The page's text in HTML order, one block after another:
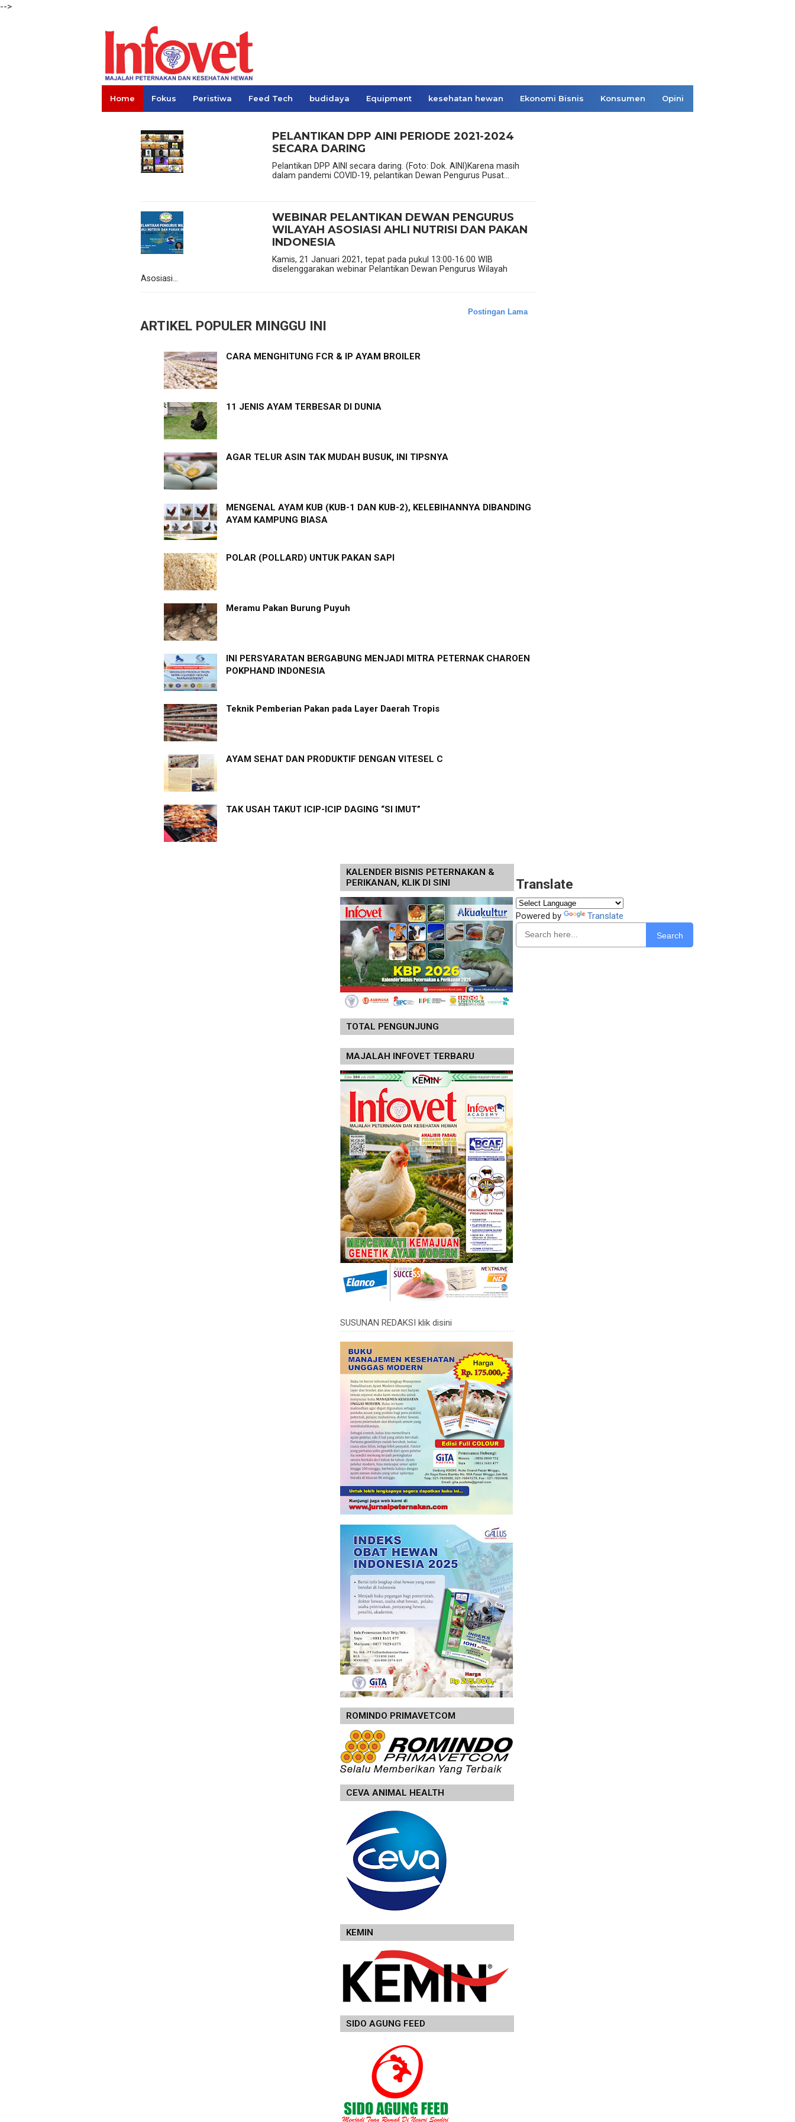
-->
Home Fokus Peristiwa Feed Tech budidaya Equipment kesehatan hewan Ekonomi Bisnis Konsumen Opini
PELANTIKAN DPP AINI PERIODE 2021-2024
SECARA DARING
Pelantikan DPP AINI secara daring. (Foto: Dok. AINI)Karena masih
dalam pandemi COVID-19, pelantikan Dewan Pengurus Pusat...
WEBINAR PELANTIKAN DEWAN PENGURUS
WILAYAH ASOSIASI AHLI NUTRISI DAN PAKAN
INDONESIA
Kamis, 21 Januari 2021, tepat pada pukul 13:00-16:00 WIB
diselenggarakan webinar Pelantikan Dewan Pengurus Wilayah
Asosiasi...
Postingan Lama
ARTIKEL POPULER MINGGU INI
CARA MENGHITUNG FCR & IP AYAM BROILER
11 JENIS AYAM TERBESAR DI DUNIA
AGAR TELUR ASIN TAK MUDAH BUSUK, INI TIPSNYA
MENGENAL AYAM KUB (KUB-1 DAN KUB-2), KELEBIHANNYA DIBANDING
AYAM KAMPUNG BIASA
POLAR (POLLARD) UNTUK PAKAN SAPI
Meramu Pakan Burung Puyuh
INI PERSYARATAN BERGABUNG MENJADI MITRA PETERNAK CHAROEN
POKPHAND INDONESIA
Teknik Pemberian Pakan pada Layer Daerah Tropis
AYAM SEHAT DAN PRODUKTIF DENGAN VITESEL C
TAK USAH TAKUT ICIP-ICIP DAGING “SI IMUT”
Translate
Powered by Translate
Search
KALENDER BISNIS PETERNAKAN &
PERIKANAN, KLIK DI SINI
TOTAL PENGUNJUNG
MAJALAH INFOVET TERBARU
SUSUNAN REDAKSI klik disini
ROMINDO PRIMAVETCOM
CEVA ANIMAL HEALTH
KEMIN
SIDO AGUNG FEED